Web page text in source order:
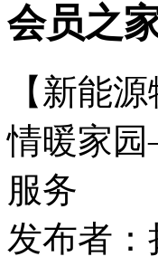
会员之
【新能
情暖家
服务
发布者：